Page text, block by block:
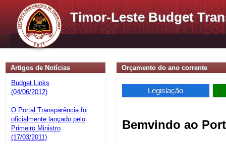
Timor-Leste Budget
Artigos de Notícias
Budget Links
(04/06/2012)
O Portal Transparência foi
oficialmente lançado pelo
Primeiro Ministro
(17/03/2011)
Orçamento do ano corrente
Legislação
Bemvindo ao